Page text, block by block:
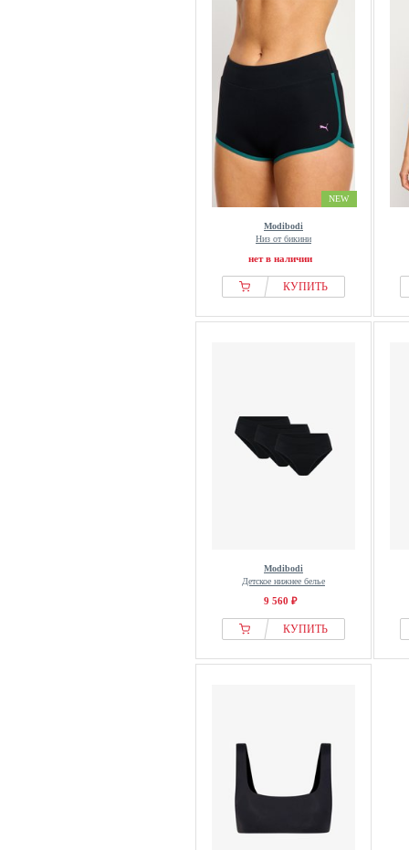
NEW
Modibodi
Низ от бикини
нет в наличии
КУПИТЬ
Modibodi
Детское нижнее белье
9 560 ₽
КУПИТЬ